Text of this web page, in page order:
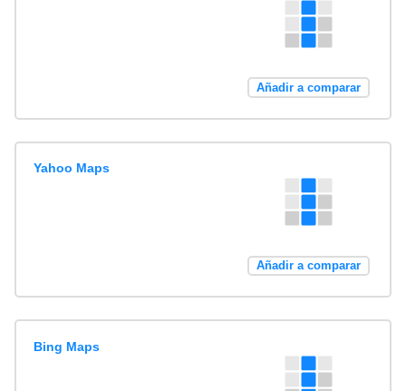
Añadir a comparar
Yahoo Maps
Añadir a comparar
Bing Maps